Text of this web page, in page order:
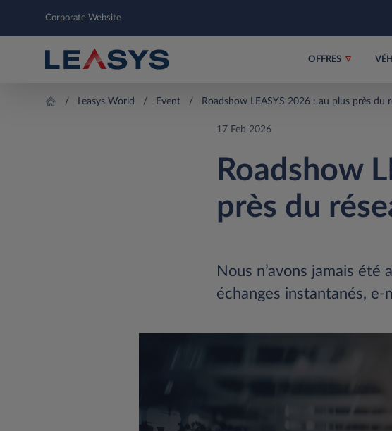
Corporate Website
OFFRES
Leasys World Event Roadshow LEASYS 2026 : au plus près du
17 Feb 2026
Roadshow
près du
Nous n’avons jamais
échanges instantanés,